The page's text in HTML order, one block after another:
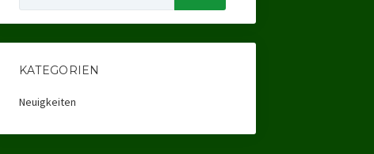
KATEGORIEN
Neuigkeiten